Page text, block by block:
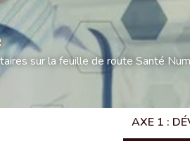
sur la feuille de route Santé
AXE 1 :